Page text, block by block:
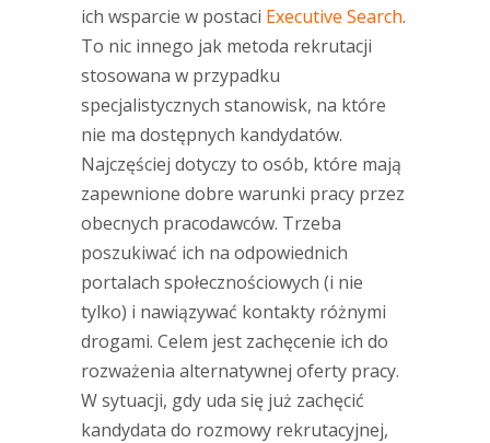
ich wsparcie w postaci Executive Search.
To nic innego jak metoda rekrutacji
stosowana w przypadku
specjalistycznych stanowisk, na które
nie ma dostępnych kandydatów.
Najczęściej dotyczy to osób, które mają
zapewnione dobre warunki pracy przez
obecnych pracodawców. Trzeba
poszukiwać ich na odpowiednich
portalach społecznościowych (i nie
tylko) i nawiązywać kontakty różnymi
drogami. Celem jest zachęcenie ich do
rozważenia alternatywnej oferty pracy.
W sytuacji, gdy uda się już zachęcić
kandydata do rozmowy rekrutacyjnej,